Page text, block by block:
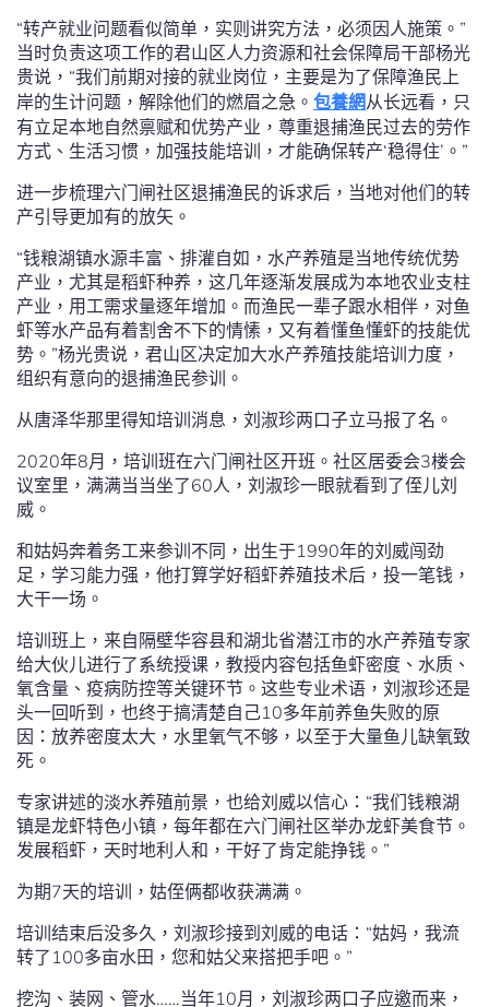
“转产就业问题看似简单，实则讲究方法，必须因人施策。”
当时负责这项工作的君山区人力资源和社会保障局干部杨光
贵说，“我们前期对接的就业岗位，主要是为了保障渔民上
岸的生计问题，解除他们的燃眉之急。 包養網从长远看，只
有立足本地自然禀赋和优势产业，尊重退捕渔民过去的劳作
方式、生活习惯，加强技能培训，才能确保转产‘稳得住’。”
进一步梳理六门闸社区退捕渔民的诉求后，当地对他们的转
产引导更加有的放矢。
“钱粮湖镇水源丰富、排灌自如，水产养殖是当地传统优势
产业，尤其是稻虾种养，这几年逐渐发展成为本地农业支柱
产业，用工需求量逐年增加。而渔民一辈子跟水相伴，对鱼
虾等水产品有着割舍不下的情愫，又有着懂鱼懂虾的技能优
势。”杨光贵说，君山区决定加大水产养殖技能培训力度，
组织有意向的退捕渔民参训。
从唐泽华那里得知培训消息，刘淑珍两口子立马报了名。
2020年8月，培训班在六门闸社区开班。社区居委会3楼会
议室里，满满当当坐了60人，刘淑珍一眼就看到了侄儿刘
威。
和姑妈奔着务工来参训不同，出生于1990年的刘威闯劲
足，学习能力强，他打算学好稻虾养殖技术后，投一笔钱，
大干一场。
培训班上，来自隔壁华容县和湖北省潜江市的水产养殖专家
给大伙儿进行了系统授课，教授内容包括鱼虾密度、水质、
氧含量、疫病防控等关键环节。这些专业术语，刘淑珍还是
头一回听到，也终于搞清楚自己10多年前养鱼失败的原
因：放养密度太大，水里氧气不够，以至于大量鱼儿缺氧致
死。
专家讲述的淡水养殖前景，也给刘威以信心：“我们钱粮湖
镇是龙虾特色小镇，每年都在六门闸社区举办龙虾美食节。
发展稻虾，天时地利人和，干好了肯定能挣钱。”
为期7天的培训，姑侄俩都收获满满。
培训结束后没多久，刘淑珍接到刘威的电话：“姑妈，我流
转了100多亩水田，您和姑父来搭把手吧。”
挖沟、装网、管水……当年10月，刘淑珍两口子应邀而来，